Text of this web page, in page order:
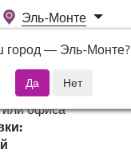
Эль-Монте
город — Эль-Монте?
при заказе от 3000 руб.
или офиса